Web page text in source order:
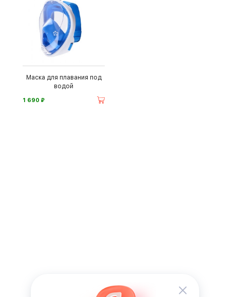
Маска для плавания под
водой
1 690 ⃏